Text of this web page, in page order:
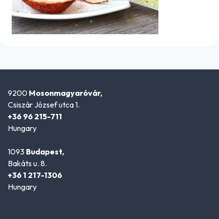
9200 Mosonmagyaróvár,
Csiszár József utca 1.
+36 96 215-711
Hungary
1093 Budapest,
Bakáts u. 8.
+36 1 217-1306
Hungary